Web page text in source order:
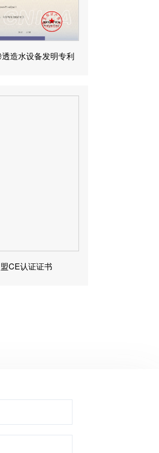
造水设备发明专利
CE认证证书